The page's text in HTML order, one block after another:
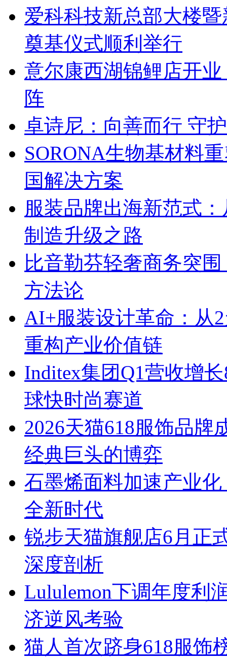
爱科科技新总部大楼
奠基仪式顺利举行
意尔康西湖锦鲤店开
阵
卓诗尼：向善而行 守
SORONA生物基材料
国解决方案
服装品牌出海新范式
制造升级之路
比音勒芬轻奢商务突
方法论
AI+服装设计革命：从
重构产业价值链
Inditex集团Q1营收增
球快时尚赛道
2026天猫618服饰品牌
经典巨头的博弈
石墨烯面料加速产业
全新时代
锐步天猫旗舰店6月正
深度剖析
Lululemon下调年度利
济逆风考验
猫人首次跻身618服饰